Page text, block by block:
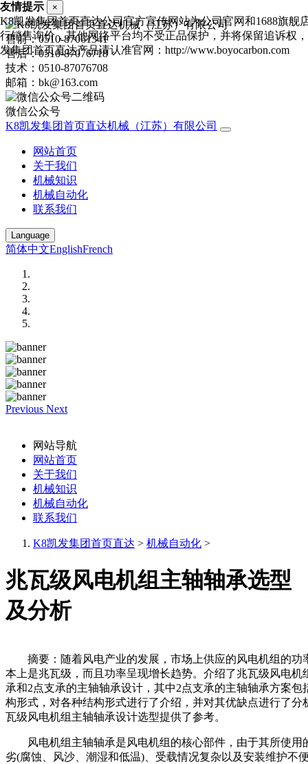
售前：0510-87061341
售后：0510-87076718
技术：0510-87076708
邮箱：bk@163.com
微信公众号
K8凯发集团首页直达机械（江苏）有限公司
网站首页
关于我们
机械知识
机械自动化
联系我们
Language
简体中文EnglishFrench
Previous Next
网站导航
网站首页
关于我们
机械知识
机械自动化
联系我们
K8凯发集团首页直达 > 机械自动化 >
兆瓦级风电机组主轴轴承选型
及分析
摘要：随着风电产业的发展，市场上供应的风电机组的功
本上是兆瓦级，而且功率呈现增长趋势。介绍了兆瓦级风电机
承和2点支承的主轴轴承设计，其中2点支承的主轴轴承方案包
构形式，对各种结构形式进行了介绍，并对其优缺点进行了分
瓦级风电机组主轴轴承设计选型提供了参考。
风电机组主轴轴承是风电机组的核心部件，由于其所使用
劣(腐蚀、风沙、潮湿和低温)、受载情况复杂以及安装维护不
友情提示 ×
K8凯发集团首页直达公司官方宣传网站为公司官网和1688旗舰
行销售询价，其他网络平台均不受正品保护，并将保留追诉权
发集团首页直达产品请认准官网：http://www.boyocarbon.com